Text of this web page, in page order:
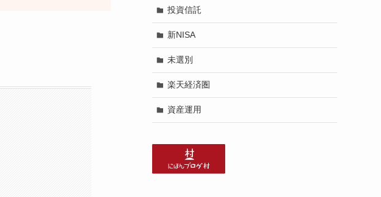
投資信託
新NISA
未選別
楽天経済圏
資産運用